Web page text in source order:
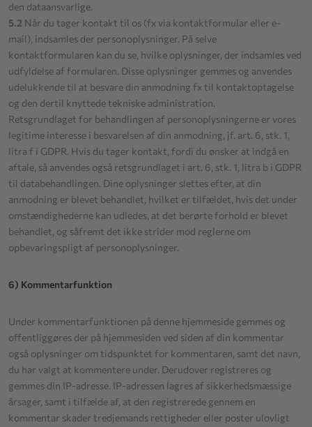
den dataansvarlige.
5.2 Når du tager kontakt til os (fx via kontaktformular eller e-
mail), indsamles der personoplysninger. På selve
kontaktformularen kan du se, hvilke oplysninger, der indsamles ved
udfyldelse af formularen. Disse oplysninger gemmes og anvendes
udelukkende til at besvare din anmodning fx til kontaktoptagelse
og den dertil knyttede tekniske administration.
Retsgrundlaget for behandlingen af personoplysningerne er vores
legitime interesse i besvarelsen af din anmodning, jf. art. 6, stk. 1,
litra f i GDPR. Hvis du tager kontakt, fordi du ønsker at indgå en
aftale, så anvendes også retsgrundlaget i art. 6, stk. 1, litra b i GDPR
til databehandlingen. Dine oplysninger slettes efter, at din
anmodning er blevet behandlet, hvilket er tilfældet, hvis det under
omstændighederne kan udledes, at det berørte forhold er blevet
behandlet, og såfremt det ikke strider mod reglerne om
opbevaringspligt af personoplysninger.
6) Kommentarfunktion
Under kommentarfunktionen på denne hjemmeside gemmes og
offentliggøres der på hjemmesiden ved siden af din kommentar
også oplysninger om tidspunktet for kommentaren, samt det navn,
du har valgt at kommentere under. Derudover registreres og
gemmes din IP-adresse. IP-adressen lagres af sikkerhedsmæssige
årsager, samt i tilfælde af, at den registrerede gennem en
kommentar skader tredjemands rettigheder eller poster ulovligt